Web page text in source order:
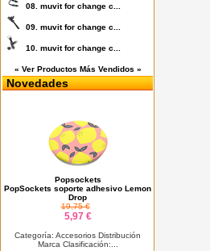
08. muvit for change c...
09. muvit for change c...
10. muvit for change c...
« Ver Productos Más Vendidos »
Novedades
Popsockets
PopSockets soporte adhesivo Lemon
Drop
19,75 €
5,97 €
Categoría: Accesorios Distribución
Marca Clasificación:...